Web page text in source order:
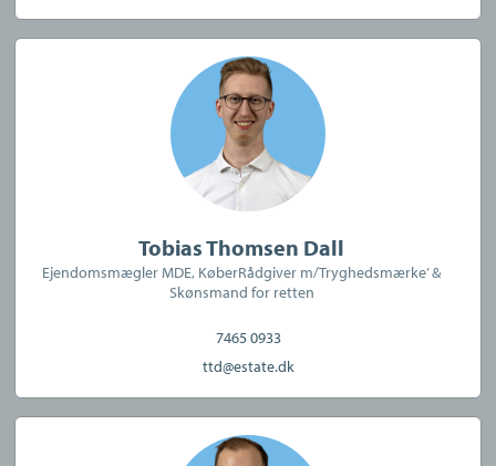
Tobias Thomsen Dall
Ejendomsmægler MDE, KøberRådgiver m/Tryghedsmærke’ &
Skønsmand for retten
7465 0933
ttd@estate.dk